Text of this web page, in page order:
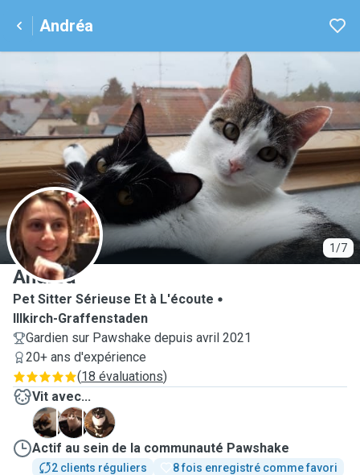
Andréa
1/7
A
Andréa
Pet Sitter Sérieuse Et à L'écoute
Illkirch-Graffenstaden
Gardien sur Pawshake depuis avril 2021
20+ ans d'expérience
(18 évaluations)
Vit avec...
M
M
P
Actif au sein de la communauté Pawshake
2 clients réguliers
8 fois enregistré comme favori